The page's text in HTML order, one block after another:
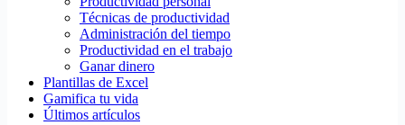
Técnicas de productividad
Administración del tiempo
Productividad en el trabajo
Ganar dinero
Plantillas de Excel
Gamifica tu vida
Últimos artículos